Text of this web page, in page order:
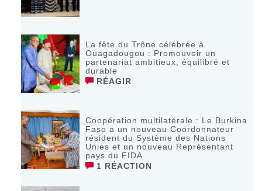
La fête du Trône célébrée à
Ouagadougou : Promouvoir un
partenariat ambitieux, équilibré et
durable
RÉAGIR
Coopération multilatérale : Le Burkina
Faso a un nouveau Coordonnateur
résident du Système des Nations
Unies et un nouveau Représentant
pays du FIDA
1 RÉACTION